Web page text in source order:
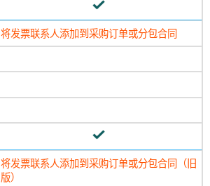
将发票联系人添加到采购订单或分包合同
将发票联系人添加到采购订单或分包合同（旧
版）